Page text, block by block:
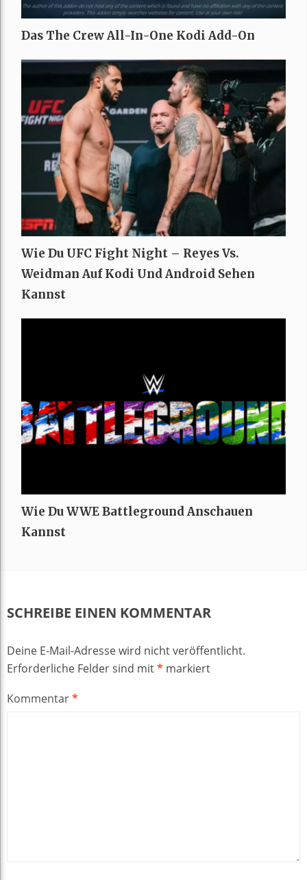
Das The Crew All-In-One Kodi Add-On
Wie Du UFC Fight Night – Reyes Vs.
Weidman Auf Kodi Und Android Sehen
Kannst
Wie Du WWE Battleground Anschauen
Kannst
SCHREIBE EINEN KOMMENTAR
Deine E-Mail-Adresse wird nicht veröffentlicht.
Erforderliche Felder sind mit* markiert
Kommentar*